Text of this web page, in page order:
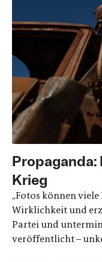
Propaganda:
Krieg
„Fotos können
Wirklichkeit und
Partei und
veröffentlicht –